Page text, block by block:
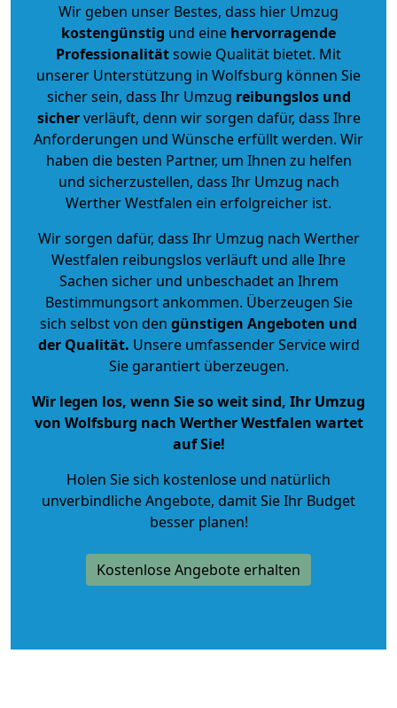
Wir geben unser Bestes, dass hier Umzug
kostengünstig und eine hervorragende
Professionalitätsowie Qualität bietet. Mit
unserer Unterstützung in Wolfsburg können Sie
sicher sein, dass Ihr Umzug reibungslos und
sicherverläuft, denn wir sorgen dafür, dass Ihre
Anforderungen und Wünsche erfüllt werden. Wir
haben die besten Partner, um Ihnen zu helfen
und sicherzustellen, dass Ihr Umzug nach
Werther Westfalen ein erfolgreicher ist.
Wir sorgen dafür, dass Ihr Umzug nach Werther
Westfalen reibungslos verläuft und alle Ihre
Sachen sicher und unbeschadet an Ihrem
Bestimmungsort ankommen. Überzeugen Sie
sich selbst von den günstigen Angeboten und
der Qualität. Unsere umfassender Service wird
Sie garantiert überzeugen.
Wir legen los, wenn Sie so weit sind, Ihr Umzug
von Wolfsburg nach Werther Westfalen wartet
auf Sie!
Holen Sie sich kostenlose und natürlich
unverbindliche Angebote, damit Sie Ihr Budget
besser planen!
Kostenlose Angebote erhalten